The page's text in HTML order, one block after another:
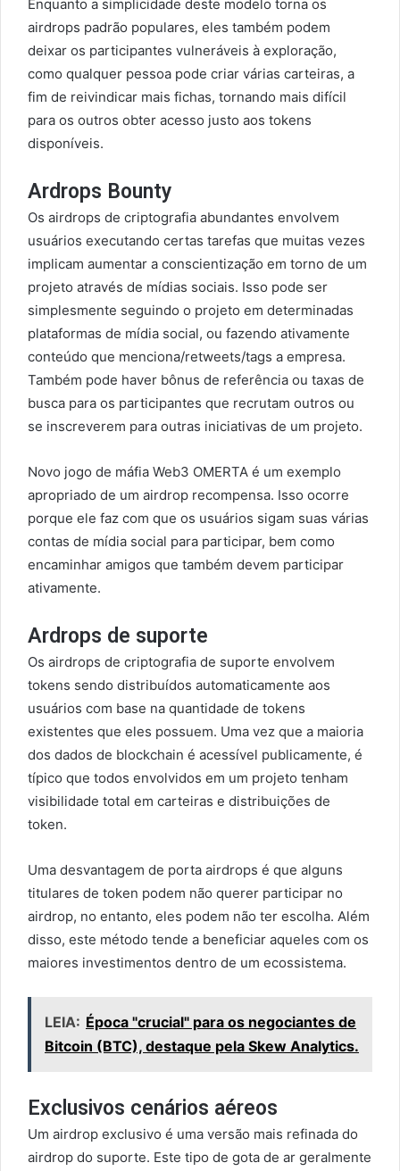
Enquanto a simplicidade deste modelo torna os
airdrops padrão populares, eles também podem
deixar os participantes vulneráveis à exploração,
como qualquer pessoa pode criar várias carteiras, a
fim de reivindicar mais fichas, tornando mais difícil
para os outros obter acesso justo aos tokens
disponíveis.
Ardrops Bounty
Os airdrops de criptografia abundantes envolvem
usuários executando certas tarefas que muitas vezes
implicam aumentar a conscientização em torno de um
projeto através de mídias sociais. Isso pode ser
simplesmente seguindo o projeto em determinadas
plataformas de mídia social, ou fazendo ativamente
conteúdo que menciona/retweets/tags a empresa.
Também pode haver bônus de referência ou taxas de
busca para os participantes que recrutam outros ou
se inscreverem para outras iniciativas de um projeto.
Novo jogo de máfia Web3 OMERTA é um exemplo
apropriado de um airdrop recompensa. Isso ocorre
porque ele faz com que os usuários sigam suas várias
contas de mídia social para participar, bem como
encaminhar amigos que também devem participar
ativamente.
Ardrops de suporte
Os airdrops de criptografia de suporte envolvem
tokens sendo distribuídos automaticamente aos
usuários com base na quantidade de tokens
existentes que eles possuem. Uma vez que a maioria
dos dados de blockchain é acessível publicamente, é
típico que todos envolvidos em um projeto tenham
visibilidade total em carteiras e distribuições de
token.
Uma desvantagem de porta airdrops é que alguns
titulares de token podem não querer participar no
airdrop, no entanto, eles podem não ter escolha. Além
disso, este método tende a beneficiar aqueles com os
maiores investimentos dentro de um ecossistema.
LEIA: Época "crucial" para os negociantes de
Bitcoin (BTC), destaque pela Skew Analytics.
Exclusivos cenários aéreos
Um airdrop exclusivo é uma versão mais refinada do
airdrop do suporte. Este tipo de gota de ar geralmente